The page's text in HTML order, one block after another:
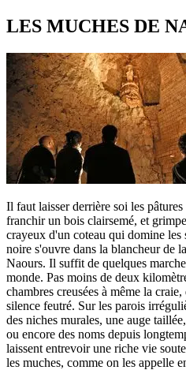
LES MUCHES DE
Il faut laisser derrière soi les
franchir un bois clairsemé, et
crayeux d'un coteau qui domine
noire s'ouvre dans la blancheur de
Naours. Il suffit de quelques
monde. Pas moins de deux
chambres creusées à même la
silence feutré. Sur les parois
des niches murales, une auge
ou encore des noms depuis
laissent entrevoir une riche vie
les muches, comme on les appelle